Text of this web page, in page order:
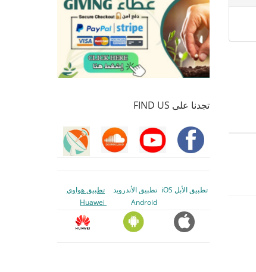
تجدنا على FIND US
تطبيق الأبل iOS
تطبيق الأندرويد
Android
تطبيق هواوي